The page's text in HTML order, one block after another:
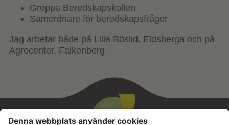
Greppa Beredskapskollen
Samordnare för beredskapsfrågor
Jag arbetar både på Lilla Böslid, Eldsberga och på
Agrocenter, Falkenberg.